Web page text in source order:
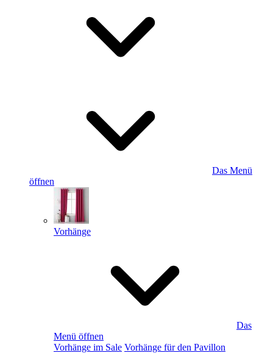
Das Menü
öffnen
Vorhänge
Das
Menü öffnen
Vorhänge im Sale Vorhänge für den Pavillon